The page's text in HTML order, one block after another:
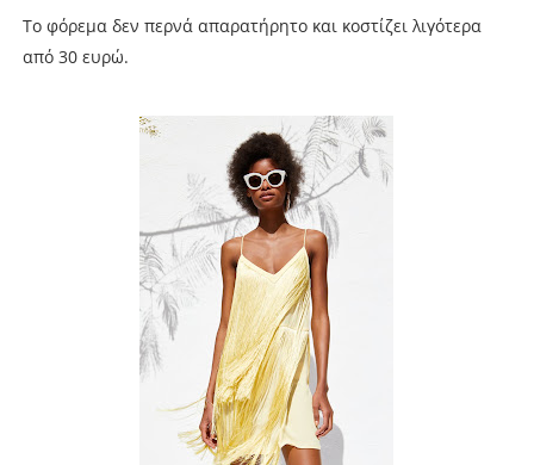
Το φόρεμα δεν περνά απαρατήρητο και κοστίζει λιγότερα
από 30 ευρώ.